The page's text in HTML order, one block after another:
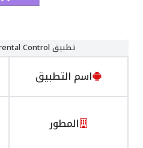
تطبيق FamiSafe: AI Parental Control
اسم التطبيق
المطور